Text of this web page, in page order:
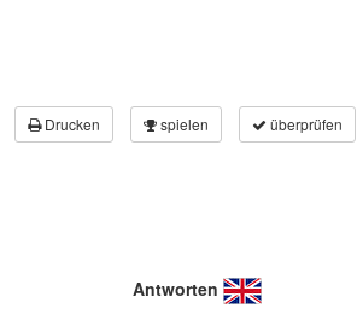
Drucken spielen überprüfen
Antworten